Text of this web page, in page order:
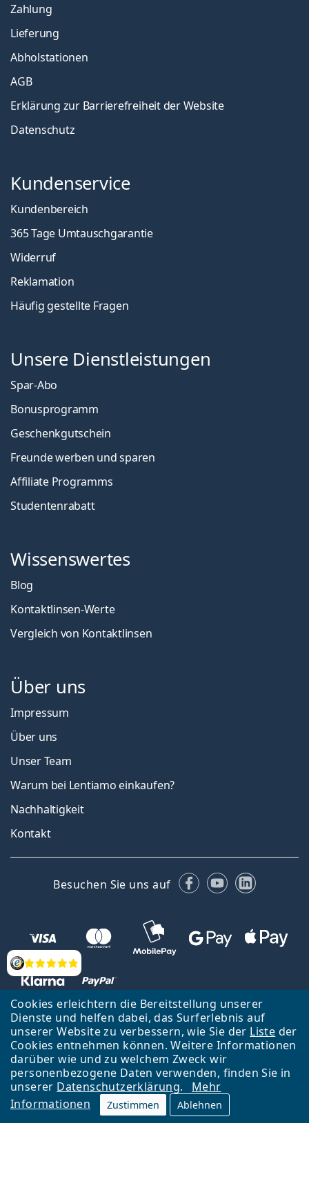
Cookies erleichtern die Bereitstellung unserer
Dienste und helfen dabei, das Surferlebnis auf
unserer Website zu verbessern, wie Sie der Liste der
Cookies entnehmen können. Weitere Informationen
darüber wie und zu welchem Zweck wir
personenbezogene Daten verwenden, finden Sie in
unserer Datenschutzerklärung.
Mehr
Informationen
Zustimmen Ablehnen
Bewertung
Zahlung
Lieferung
Abholstationen
AGB
Erklärung zur Barrierefreiheit der Website
Datenschutz
Kundenservice
Kundenbereich
365 Tage Umtauschgarantie
Widerruf
Reklamation
Häufig gestellte Fragen
Unsere Dienstleistungen
Spar-Abo
Bonusprogramm
Geschenkgutschein
Freunde werben und sparen
Affiliate Programms
Studentenrabatt
Wissenswertes
Blog
Kontaktlinsen-Werte
Vergleich von Kontaktlinsen
Über uns
Impressum
Über uns
Unser Team
Warum bei Lentiamo einkaufen?
Nachhaltigkeit
Kontakt
Besuchen Sie uns auf Facebook
YouTubeLinkedIn
Zurück zur Hauptseite
Nach oben
Lentiamo s.r.o., Tschechien ist Eigentümer und Betreiber des Online-
Shops Lentiamo.de
Seit 18 Jahren sind wir für Sie da.